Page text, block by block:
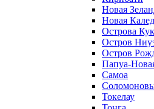
Новая
Новая
Острова
Остров
Остров
Папуа-
Самоа
Токелау